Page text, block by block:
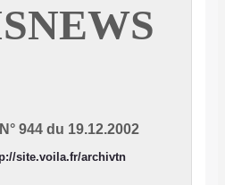
944 du 19.12.2002
site.voila.fr/archivtn